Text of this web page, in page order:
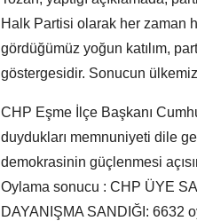
Halk Partisi olarak her zaman
gördüğümüz yoğun katılım,
göstergesidir. Sonucun
CHP Eşme İlçe Başkanı
duydukları memnuniyeti dile
demokrasinin güçlenmesi
Oylama sonucu : CHP ÜYE
DAYANIŞMA SANDIĞI: 6632